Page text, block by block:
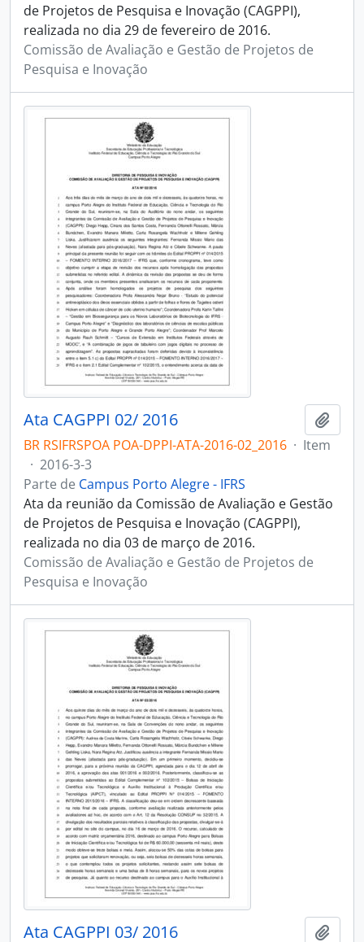
de Projetos de Pesquisa e Inovação (CAGPPI),
realizada no dia 29 de fevereiro de 2016.
Comissão de Avaliação e Gestão de Projetos de
Pesquisa e Inovação
Ata CAGPPI 02/ 2016
BR RSIFRSPOA POA-DPPI-ATA-2016-02_2016 · Item
· 2016-3-3
Parte de Campus Porto Alegre - IFRS
Ata da reunião da Comissão de Avaliação e Gestão
de Projetos de Pesquisa e Inovação (CAGPPI),
realizada no dia 03 de março de 2016.
Comissão de Avaliação e Gestão de Projetos de
Pesquisa e Inovação
Ata CAGPPI 03/ 2016